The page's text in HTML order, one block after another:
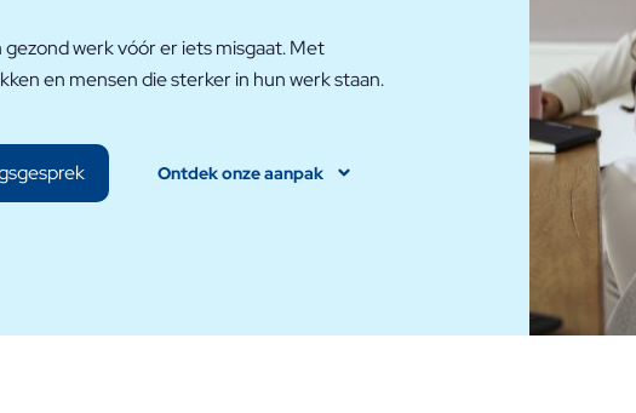
gezond werk vóór er iets misgaat. Met
en mensen die sterker in hun werk staan.
Ontdek onze aanpak